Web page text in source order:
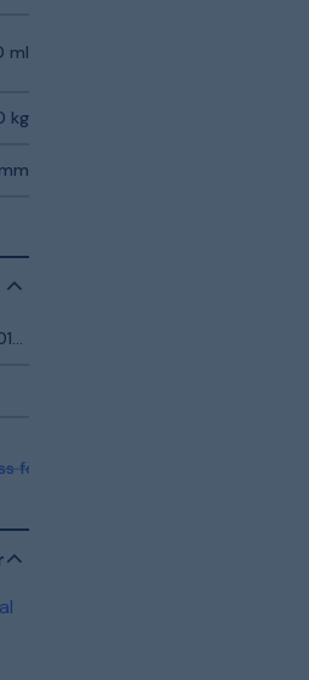
ml
kg
3165140920148
för mer information